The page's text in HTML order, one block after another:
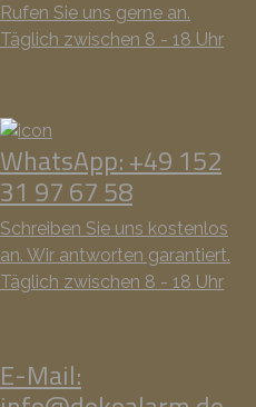
Rufen Sie uns gerne an.
Täglich zwischen 8 - 18 Uhr
WhatsApp: +49 152
31 97 67 58
Schreiben Sie uns kostenlos
an. Wir antworten garantiert.
Täglich zwischen 8 - 18 Uhr
E-Mail: